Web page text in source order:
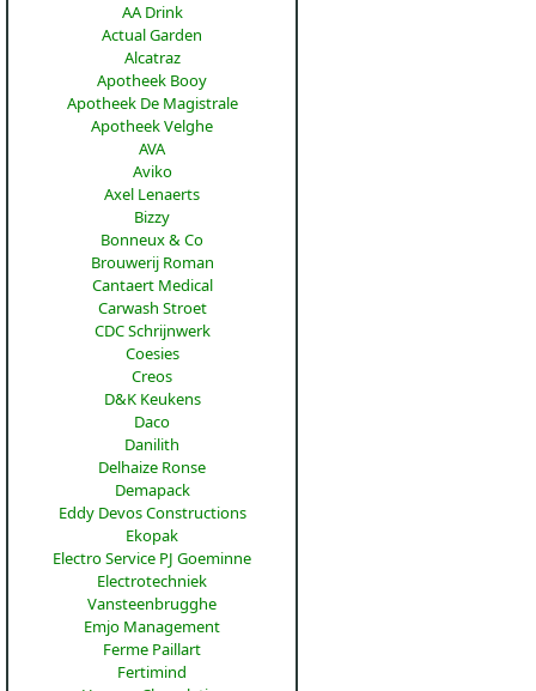
AA Drink
Actual Garden
Alcatraz
Apotheek Booy
Apotheek De Magistrale
Apotheek Velghe
AVA
Aviko
Axel Lenaerts
Bizzy
Bonneux & Co
Brouwerij Roman
Cantaert Medical
Carwash Stroet
CDC Schrijnwerk
Coesies
Creos
D&K Keukens
Daco
Danilith
Delhaize Ronse
Demapack
Eddy Devos Constructions
Ekopak
Electro Service PJ Goeminne
Electrotechniek
Vansteenbrugghe
Emjo Management
Ferme Paillart
Fertimind